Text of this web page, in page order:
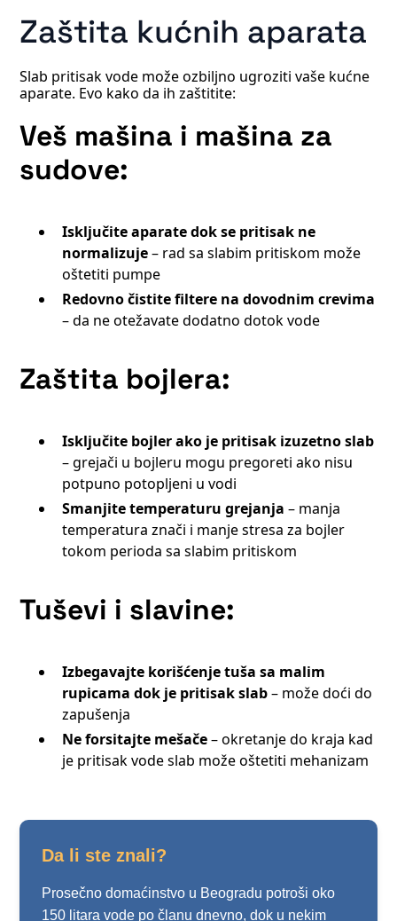
Zaštita kućnih aparata
Slab pritisak vode može ozbiljno ugroziti vaše kućne
aparate. Evo kako da ih zaštitite:
Veš mašina i mašina za
sudove:
Isključite aparatedok se pritisak ne
normalizuje– rad sa slabim pritiskom može
oštetiti pumpe
Redovno čistite filtere na dovodnim crevima
– da ne otežavate dodatno dotok vode
Zaštita bojlera:
Isključite bojler ako je pritisak izuzetno slab
– grejači u bojleru mogu pregoreti ako nisu
potpuno potopljeni u vodi
Smanjite temperaturu grejanja – manja
temperatura znači i manje stresa za bojler
tokom perioda sa slabim pritiskom
Tuševi i slavine:
Izbegavajte korišćenje tuša sa malim
rupicama dok je pritisak slab– može doći do
zapušenja
Ne forsitajte mešače– okretanje do kraja kad
je pritisak vode slab može oštetiti mehanizam
Da li ste znali?
Prosečno domaćinstvo u Beogradu potroši oko
150 litara vode po članu dnevno, dok u nekim